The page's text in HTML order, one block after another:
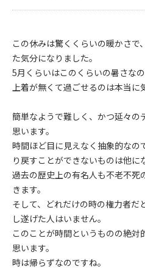
この休みは驚くくらいの暖かさで
た気分になりました。
5月くらいはこのくらいの暑さなの
上着が無くて過ごせるのは本当に
簡単なようで難しく、かつ延々の
思います。
時間ほど目に見えなく抽象的なの
り戻すことができないものは他に
過去の歴史上の有名人も不老不死
きます。
そして、どれだけの時の権力者だ
し遂げた人はいません。
このことが時間というものの絶対
思います。
時は帰らずなのですね。